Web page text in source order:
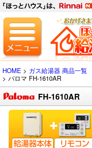
HOME > ガス給湯器 商品一覧
> パロマ FH-1610AR
FH-1610AR